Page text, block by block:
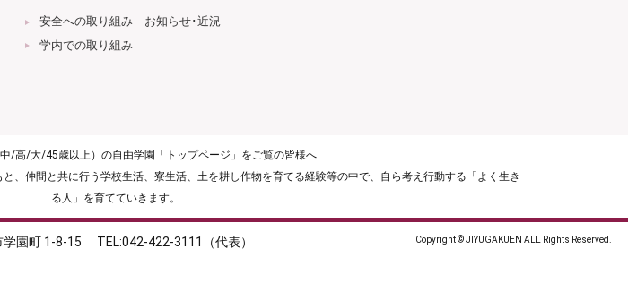
安全への取り組み お知らせ･近況
学内での取り組み
/高/大/45歳以上）の自由学園「トップページ」をご覧の皆様へ
、仲間と共に行う学校生活、寮生活、土を耕し作物を育てる経験等の中で、自ら考え行動する「よく生き
る人」を育てていきます。
学園町 1-8-15 TEL:042-422-3111（代表） Copyright © JIYUGAKUEN ALL Rights Reserved.